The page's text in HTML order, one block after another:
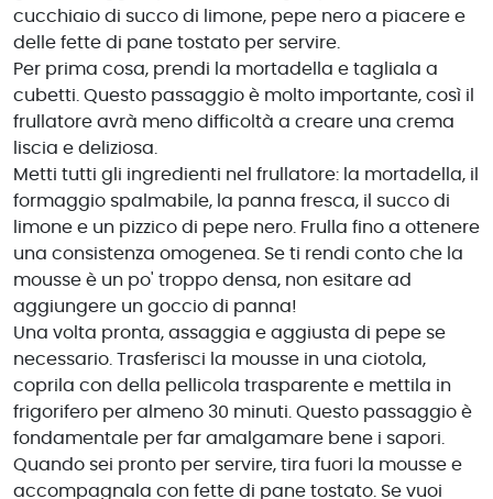
cucchiaio di succo di limone, pepe nero a piacere e
delle fette di pane tostato per servire.
Per prima cosa, prendi la mortadella e tagliala a
cubetti. Questo passaggio è molto importante, così il
frullatore avrà meno difficoltà a creare una crema
liscia e deliziosa.
Metti tutti gli ingredienti nel frullatore: la mortadella, il
formaggio spalmabile, la panna fresca, il succo di
limone e un pizzico di pepe nero. Frulla fino a ottenere
una consistenza omogenea. Se ti rendi conto che la
mousse è un po' troppo densa, non esitare ad
aggiungere un goccio di panna!
Una volta pronta, assaggia e aggiusta di pepe se
necessario. Trasferisci la mousse in una ciotola,
coprila con della pellicola trasparente e mettila in
frigorifero per almeno 30 minuti. Questo passaggio è
fondamentale per far amalgamare bene i sapori.
Quando sei pronto per servire, tira fuori la mousse e
accompagnala con fette di pane tostato. Se vuoi